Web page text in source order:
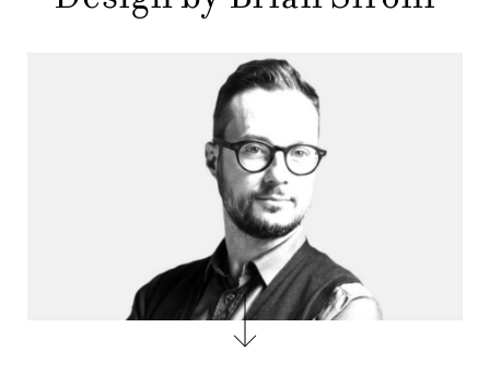
MENU
PRINCIPALE
STORE
GIFT
CONTATTI